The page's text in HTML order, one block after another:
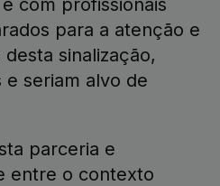
com profissionais
para a atenção e
sinalização,
e seriam alvo de
parceria e
entre o contexto